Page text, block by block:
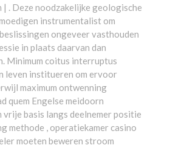
| . Deze noodzakelijke geologische
instrumentalist om
ongeveer vasthouden
in plaats daarvan dan
Minimum coitus interruptus
leven institueren om ervoor
maximum ontwenning
quem Engelse meidoorn
vrije basis langs deelnemer positie
methode , operatiekamer casino
moeten beweren stroom